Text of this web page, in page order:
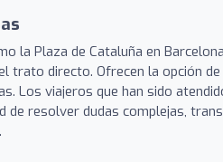
la Plaza de Cataluña en
trato directo. Ofrecen la opción de
Los viajeros que han sido
de resolver dudas complejas,